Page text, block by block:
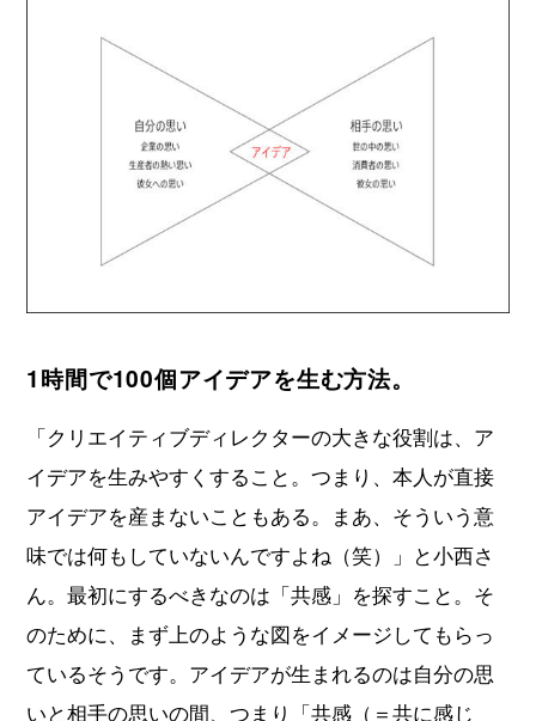
1時間で100個アイデアを生む方法。
「クリエイティブディレクターの大きな役割は、ア
イデアを生みやすくすること。つまり、本人が直接
アイデアを産まないこともある。まあ、そういう意
味では何もしていないんですよね（笑）」と小西さ
ん。最初にするべきなのは「共感」を探すこと。そ
のために、まず上のような図をイメージしてもらっ
ているそうです。アイデアが生まれるのは自分の思
いと相手の思いの間、つまり「共感（＝共に感じ